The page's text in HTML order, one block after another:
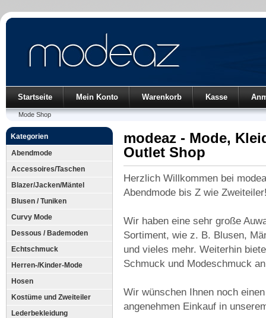
Startseite Mein Konto Warenkorb Kasse
Mode Shop
Kategorien
Abendmode
Accessoires/Taschen
Blazer/Jacken/Mäntel
Blusen / Tuniken
Curvy Mode
Dessous / Bademoden
Echtschmuck
Herren-/Kinder-Mode
Hosen
Kostüme und Zweiteiler
Lederbekleidung
modeaz - Mode,
Outlet Shop
Herzlich Willkommen bei
Abendmode bis Z wie
Wir haben eine sehr große
Sortiment, wie z. B. Blusen,
und vieles mehr. Weiterhin
Schmuck und Modeschmuck
Wir wünschen Ihnen noch
angenehmen Einkauf in